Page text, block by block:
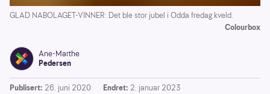
GLAD NABOLAGET-VINNER: Det ble stor jubel i Odda fredag kveld.
Colourbox
Ane-Marthe
Pedersen
Publisert: 26. juni 2020 Endret: 2. januar 2023